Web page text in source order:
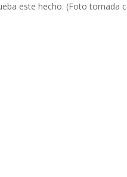
este hecho. (Foto tomada